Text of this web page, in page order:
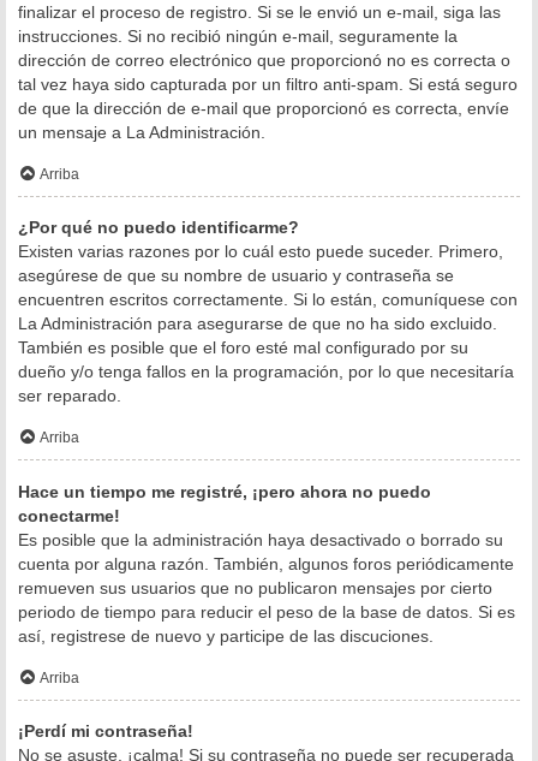
finalizar el proceso de registro. Si se le envió un e-mail, siga las
instrucciones. Si no recibió ningún e-mail, seguramente la
dirección de correo electrónico que proporcionó no es correcta o
tal vez haya sido capturada por un filtro anti-spam. Si está seguro
de que la dirección de e-mail que proporcionó es correcta, envíe
un mensaje a La Administración.
Arriba
¿Por qué no puedo identificarme?
Existen varias razones por lo cuál esto puede suceder. Primero,
asegúrese de que su nombre de usuario y contraseña se
encuentren escritos correctamente. Si lo están, comuníquese con
La Administración para asegurarse de que no ha sido excluido.
También es posible que el foro esté mal configurado por su
dueño y/o tenga fallos en la programación, por lo que necesitaría
ser reparado.
Arriba
Hace un tiempo me registré, ¡pero ahora no puedo
conectarme!
Es posible que la administración haya desactivado o borrado su
cuenta por alguna razón. También, algunos foros periódicamente
remueven sus usuarios que no publicaron mensajes por cierto
periodo de tiempo para reducir el peso de la base de datos. Si es
así, registrese de nuevo y participe de las discuciones.
Arriba
¡Perdí mi contraseña!
No se asuste, ¡calma! Si su contraseña no puede ser recuperada